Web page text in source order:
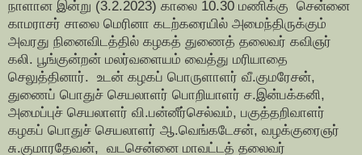
நாளான இன்று (3.2.2023) காலை 10.30 மணிக்கு சென்னை
காமராசர் சாலை மெரினா கடற்கரையில் அமைந்திருக்கும்
அவரது நினைவிடத்தில் கழகத் துணைத் தலைவர் கவிஞர்
கலி. பூங்குன்றன் மலர்வளையம் வைத்து மரியாதை
செலுத்தினார். உடன் கழகப் பொருளாளர் வீ.குமரேசன்,
துணைப் பொதுச் செயலாளர் பொறியாளர் ச.இன்பக்கனி,
அமைப்புச் செயலாளர் வி.பன்னீர்செல்வம், பகுத்தறிவாளர்
கழகப் பொதுச் செயலாளர் ஆ.வெங்கடேசன், வழக்குரைஞர்
சு.குமாரதேவன், வடசென்னை மாவட்டத் தலைவர்